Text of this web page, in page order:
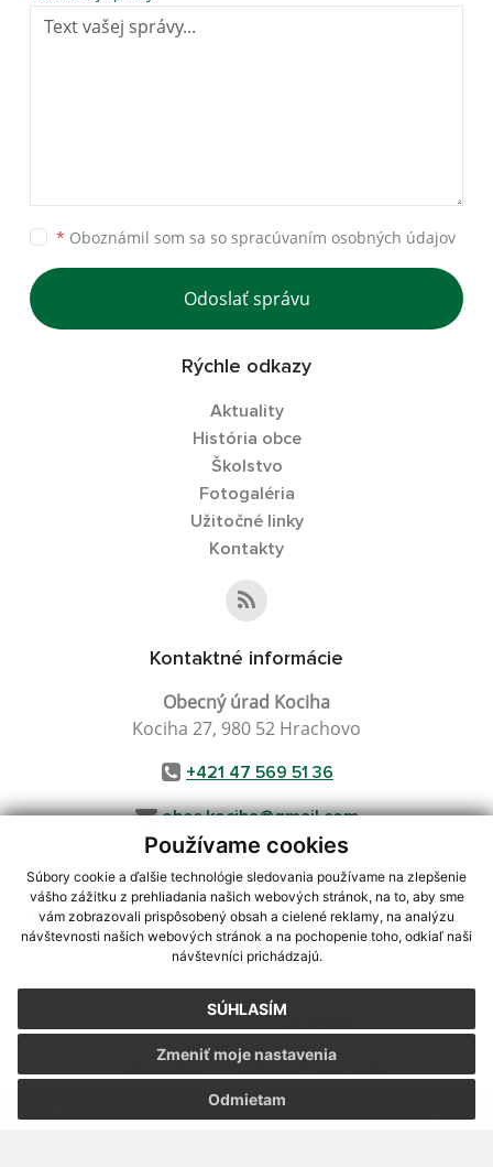
Používame cookies
Súbory cookie a ďalšie technológie sledovania používame na zlepšenie
vášho zážitku z prehliadania našich webových stránok, na to, aby sme
vám zobrazovali prispôsobený obsah a cielené reklamy, na analýzu
návštevnosti našich webových stránok a na pochopenie toho, odkiaľ naši
návštevníci prichádzajú.
SÚHLASÍM
Odmietam
Zmeniť moje nastavenia
* Oboznámil som sa so spracúvaním osobných údajov
Odoslať správu
Rýchle odkazy
Aktuality
História obce
Školstvo
Fotogaléria
Užitočné linky
Kontakty
Kontaktné informácie
Obecný úrad Kociha
Kociha 27, 980 52 Hrachovo
+421 47 569 51 36
obec.kociha@gmail.com
využite možnosť získavania aktuálnych informácií s využitím RSS
CMS systém (redakčný) systém ECHELON 2,Mapa stránok,web portál
webex.digital, s.r.o.,domény,registrácia domény
Posledná aktualizácia:28.07.2026
Vytlačiť stránku|Vyhlásenie o prístupnosti